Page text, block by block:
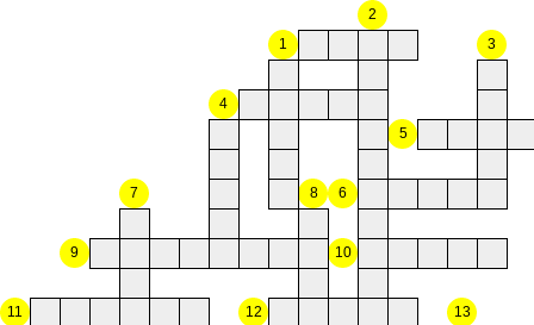
2
1
3
4
5
7 8 6
9 10
11 12 13